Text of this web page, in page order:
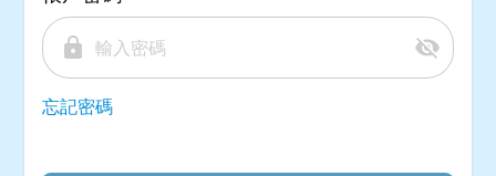
lock visibility_off
忘記密碼